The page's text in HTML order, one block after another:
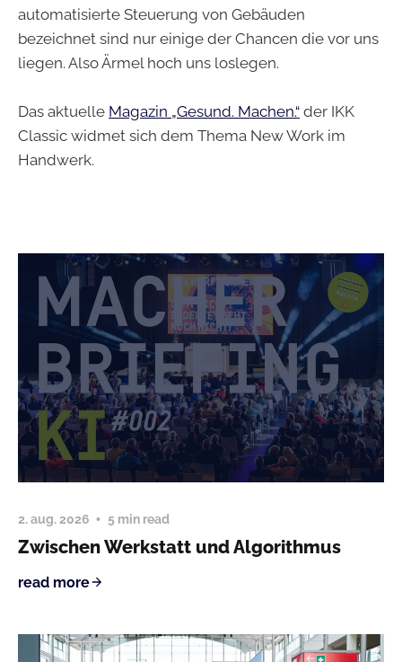
automatisierte Steuerung von Gebäuden
bezeichnet sind nur einige der Chancen die vor uns
liegen. Also Ärmel hoch uns loslegen.
Das aktuelle Magazin „Gesund. Machen.“ der IKK
Classic widmet sich dem Thema New Work im
Handwerk.
2. aug. 2026 5 min read
Zwischen Werkstatt und Algorithmus
read more